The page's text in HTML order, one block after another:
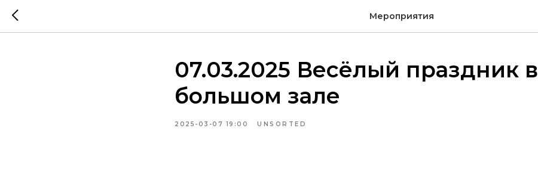
Мероприятия
07.03.2025 Весёлый праздник в
большом зале
2025-03-07 19:00 UNSORTED